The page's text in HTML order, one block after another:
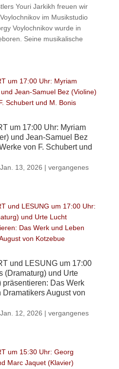
Youri Jarkikh freuen wir
im Musikstudio
Voylochnikov wurde in
Seine musikalische
um 17:00 Uhr: Myriam
und Jean-Samuel Bez
von F. Schubert und
Jan. 13, 2026 | vergangenes
und LESUNG um 17:00
(Dramaturg) und Urte
präsentieren: Das Werk
August von
Jan. 12, 2026 | vergangenes